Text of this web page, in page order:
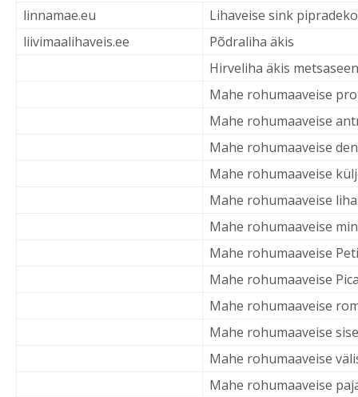
linnamae.eu
Lihaveise sink
liivimaalihaveis.ee
Põdraliha äkis
Hirveliha äkis
Mahe rohumaaveise
Mahe rohumaaveise
Mahe rohumaaveise
Mahe rohumaaveise
Mahe rohumaaveise
Mahe rohumaaveise
Mahe rohumaaveise
Mahe rohumaaveise
Mahe rohumaaveise
Mahe rohumaaveise
Mahe rohumaaveise
Mahe rohumaaveise